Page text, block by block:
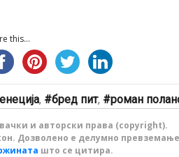
this...
, бред пит, роман
и авторски права (copyright).
Дозволено е делумно
што се цитира.